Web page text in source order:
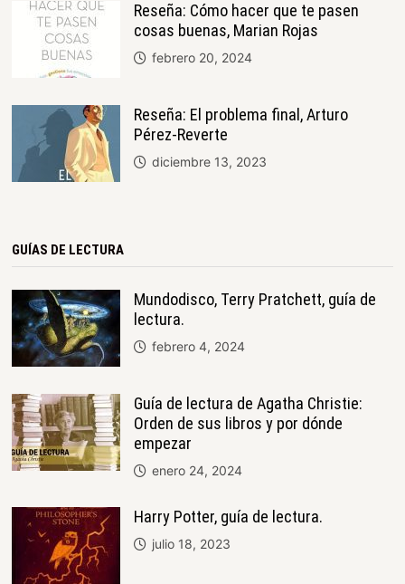
Reseña: Cómo hacer que te pasen
cosas buenas, Marian Rojas
febrero 20, 2024
Reseña: El problema final, Arturo
Pérez-Reverte
diciembre 13, 2023
GUÍAS DE LECTURA
Mundodisco, Terry Pratchett, guía de
lectura.
febrero 4, 2024
Guía de lectura de Agatha Christie:
Orden de sus libros y por dónde
empezar
enero 24, 2024
Harry Potter, guía de lectura.
julio 18, 2023